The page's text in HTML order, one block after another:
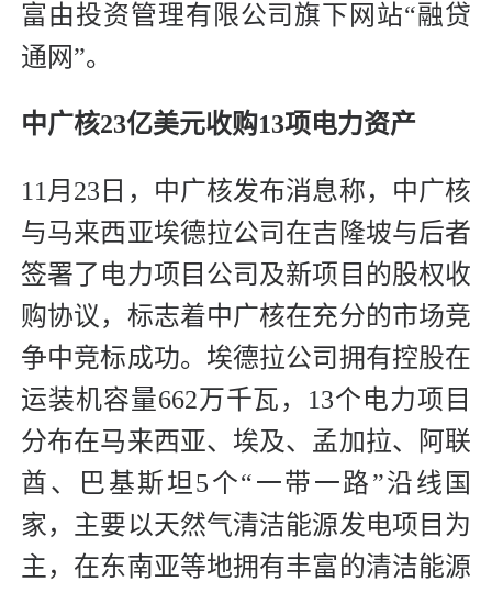
富由投资管理有限公司旗下网站“融贷
通网”。
中广核23亿美元收购13项电力资产
11月23日，中广核发布消息称，中广核
与马来西亚埃德拉公司在吉隆坡与后者
签署了电力项目公司及新项目的股权收
购协议，标志着中广核在充分的市场竞
争中竞标成功。埃德拉公司拥有控股在
运装机容量662万千瓦，13个电力项目
分布在马来西亚、埃及、孟加拉、阿联
酋、巴基斯坦5个“一带一路”沿线国
家，主要以天然气清洁能源发电项目为
主，在东南亚等地拥有丰富的清洁能源